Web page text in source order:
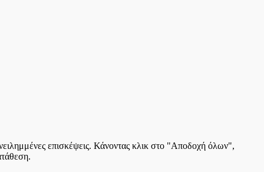
επισκέψεις. Κάνοντας κλικ στο "Αποδοχή όλων",